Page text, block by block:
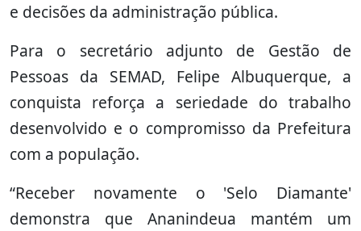
e decisões da administração pública.
Para o secretário adjunto de Gestão de
Pessoas da SEMAD, Felipe Albuquerque, a
conquista reforça a seriedade do trabalho
desenvolvido e o compromisso da Prefeitura
com a população.
“Receber novamente o 'Selo Diamante'
demonstra que Ananindeua mantém um